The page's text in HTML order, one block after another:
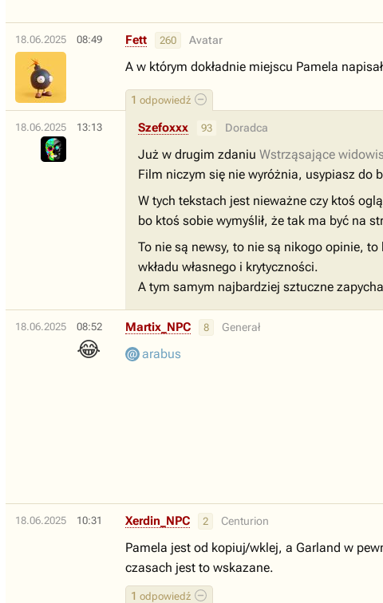
18.06.2025 08:49
1 odpowiedź
Fett 260 Avatar
A w którym dokładnie miejscu Pamela
18.06.2025 13:13 Szefoxxx 93 Doradca
Już w drugim zdaniu Wstrząsające
Film niczym się nie wyróżnia, usypiasz do
W tych tekstach jest nieważne czy ktoś
bo ktoś sobie wymyślił, że tak ma być na
To nie są newsy, to nie są nikogo opinie,
wkładu własnego i krytyczności.
A tym samym najbardziej sztuczne
18.06.2025 08:52
😂
Martix_NPC 8 Generał
arabus
18.06.2025 10:31
1 odpowiedź
Xerdin_NPC 2 Centurion
Pamela jest od kopiuj/wklej, a Garland w
czasach jest to wskazane.